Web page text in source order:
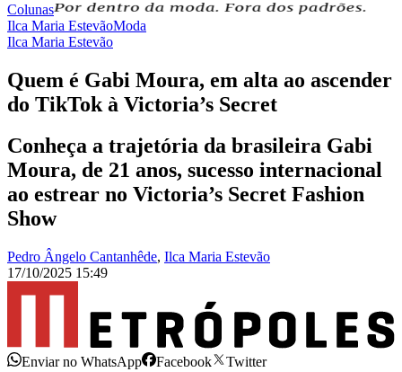
Colunas
Ilca Maria EstevãoModa
Ilca Maria Estevão
Quem é Gabi Moura, em alta ao ascender
do TikTok à Victoria’s Secret
Conheça a trajetória da brasileira Gabi
Moura, de 21 anos, sucesso internacional
ao estrear no Victoria’s Secret Fashion
Show
Pedro Ângelo Cantanhêde, Ilca Maria Estevão
17/10/2025 15:49
Enviar no WhatsApp Facebook
Twitter